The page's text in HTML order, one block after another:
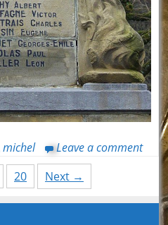
michel Leave a comment
20 Next →